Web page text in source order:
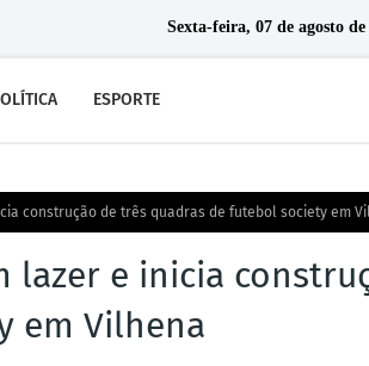
Sexta-feira, 07 de agosto de
ESPORTE
construção de três quadras de futebol society em
lazer e inicia
em Vilhena